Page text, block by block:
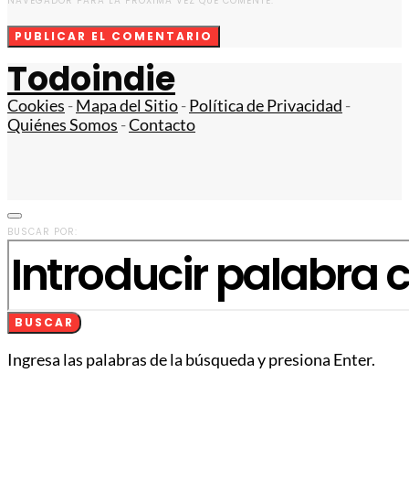
Todoindie
Cookies -Mapa del Sitio-Política de Privacidad -
Quiénes Somos -Contacto
BUSCAR POR:
BUSCAR
Ingresa las palabras de la búsqueda y presiona Enter.